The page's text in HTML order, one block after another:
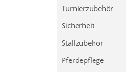
Sattelgurte
Turnierzubehör
Sicherheit
Stallzubehör
Pferdepflege